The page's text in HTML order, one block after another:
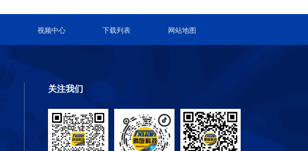
视频中心 下载列表 网站地图
关注我们